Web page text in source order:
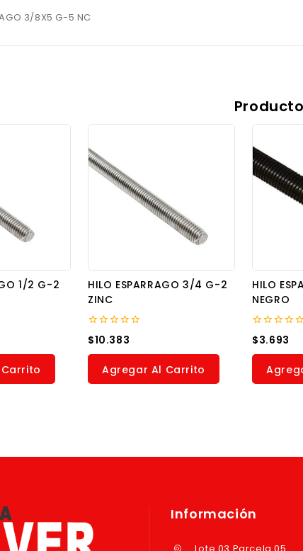
3/8X5 G-5 NC
1/2 G-2
HILO ESPARRAGO 3/4 G-2
ZINC
0
out
of
$10.383
Agregar Al Carrito
HILO
NEGRO
0
out
of
$3.693
Información